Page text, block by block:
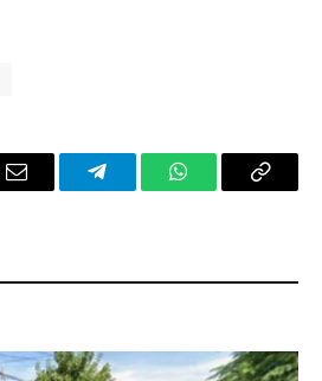
Email TelegramWhatsAppCopy